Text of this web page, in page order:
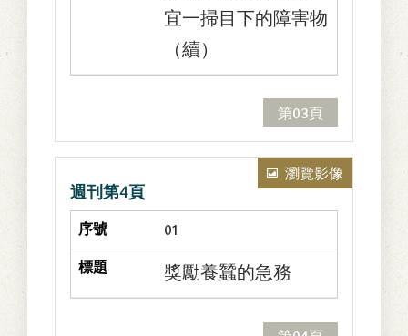
民眾，一面是政
治的對象，而他
面又是政治的主
體。如此，才可
說是真的立憲國
民的自治生活。
宜一掃目下的障害物
（續）
第03頁
週刊第4頁
瀏覽影像
01
獎勵養蠶的急務